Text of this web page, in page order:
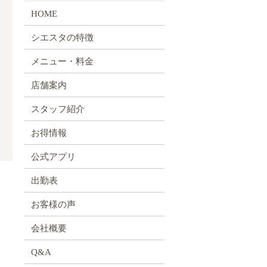
HOME
シエスタの特徴
メニュー・料金
店舗案内
スタッフ紹介
お得情報
公式アプリ
出勤表
お客様の声
会社概要
Q&A